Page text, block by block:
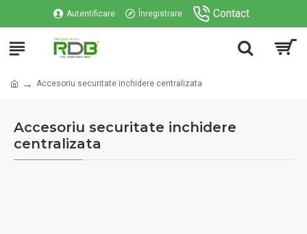
Autentificare Înregistrare Contact
Accesoriu securitate inchidere centralizata
Accesoriu securitate inchidere
centralizata